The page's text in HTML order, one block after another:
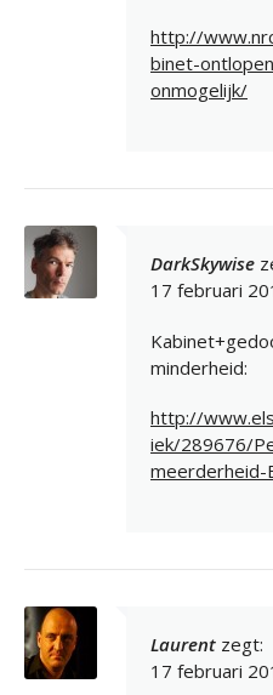
http://
binet-
onmogelijk/
DarkSkywise
17 februari
minderheid:
http://
iek/289676/
meerderheid-
Laurent zegt:
17 februari